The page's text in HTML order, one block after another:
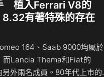
植入Ferrari V8的
有著特殊的存在
164、Saab 9000均屬於
而Lancia Thema和Fiat的
外兩名成員。80年代上市的